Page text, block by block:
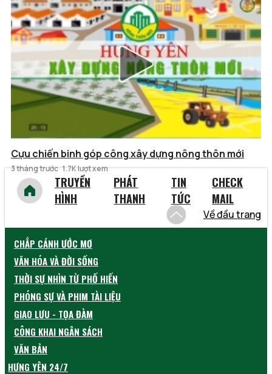
Cựu chiến binh góp công xây dựng nông thôn mới
3 tháng trước 1.7K lượt xem
TRUYỀN
HÌNH
PHÁT
THANH
TIN
TỨC
CHECK
MAIL
Về đầu trang
CHẮP CÁNH ƯỚC MƠ
VĂN HÓA VÀ ĐỜI SỐNG
THỜI SỰ NHÌN TỪ PHỐ HIẾN
PHÓNG SỰ VÀ PHIM TÀI LIỆU
GIAO LƯU - TỌA ĐÀM
CÔNG KHAI NGÂN SÁCH
VĂN BẢN
HƯNG YÊN 24/7